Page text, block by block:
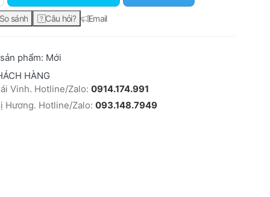
So sánh Câu hỏi? Email
phẩm: Mới
HÀNG
Vinh. Hotline/Zalo: 0914.174.991
Hương. Hotline/Zalo: 093.148.7949